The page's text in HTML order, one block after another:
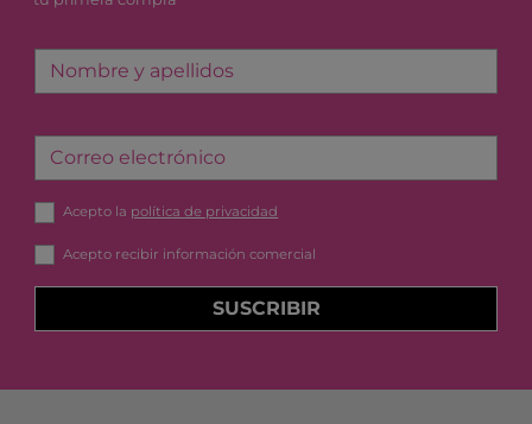
Nombre y apellidos
Correo electrónico
Acepto la política de privacidad
Acepto recibir información comercial
SUSCRIBIR